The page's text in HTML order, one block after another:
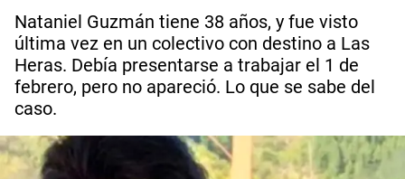
Nataniel Guzmán tiene 38 años, y fue visto
última vez en un colectivo con destino a Las
Heras. Debía presentarse a trabajar el 1 de
febrero, pero no apareció. Lo que se sabe del
caso.